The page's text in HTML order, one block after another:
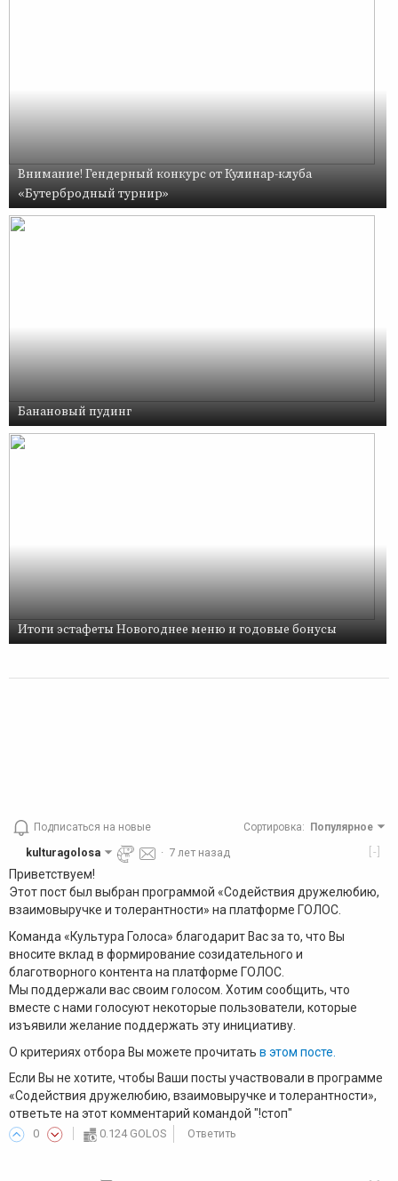
Внимание! Гендерный конкурс от Кулинар-клуба
«Бутербродный турнир»
Банановый пудинг
Итоги эстафеты Новогоднее меню и годовые бонусы
Подписаться на новые Сортировка: Популярное
[-]
kulturagolosa · 7 лет назад
Приветствуем!
Этот пост был выбран программой «Содействия дружелюбию,
взаимовыручке и толерантности» на платформе ГОЛОС.
Команда «Культура Голоса» благодарит Вас за то, что Вы
вносите вклад в формирование созидательного и
благотворного контента на платформе ГОЛОС.
Мы поддержали вас своим голосом. Хотим сообщить, что
вместе с нами голосуют некоторые пользователи, которые
изъявили желание поддержать эту инициативу.
О критериях отбора Вы можете прочитать в этом посте.
Если Вы не хотите, чтобы Ваши посты участвовали в программе
«Содействия дружелюбию, взаимовыручке и толерантности»,
ответьте на этот комментарий командой "!стоп"
0 0.124 GOLOS Ответить